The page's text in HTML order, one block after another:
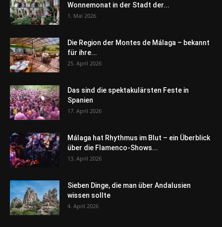
Wonnemonat in der Stadt der...
1. Mai 2026
Die Region der Montes de Málaga – bekannt
für ihre...
25. April 2026
Das sind die spektakulärsten Feste in
Spanien
17. April 2026
Málaga hat Rhythmus im Blut – ein Überblick
über die Flamenco-Shows...
13. April 2026
Sieben Dinge, die man über Andalusien
wissen sollte
4. April 2026